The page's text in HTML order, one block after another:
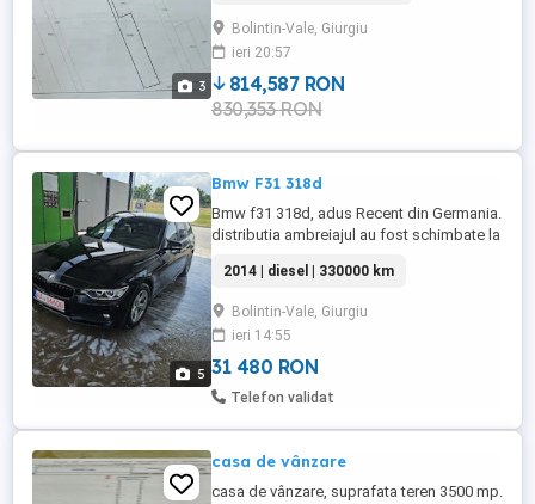
3
vânzare un teren intravilan, cu o suprafață
totală de 3.255 mp, situat într-o zonă
liniștită și cu potențial ridicat ...
Bolintin-Vale, Giurgiu
ieri 20:57
814,587 RON
830,353 RON
5
Bmw F31 318d
Bmw f31 318d, adus Recent din Germania.
distributia ambreiajul au fost schimbate la
continental. masina este in stare buna
tehnica. cu mici defecte Optice. pentru
mai multe informatii va stau la dispozitie.
2014 | diesel | 330000 km
Bolintin-Vale, Giurgiu
ieri 14:55
31 480 RON
Telefon validat
casa de vânzare
casa de vânzare, suprafata teren 3500 mp.